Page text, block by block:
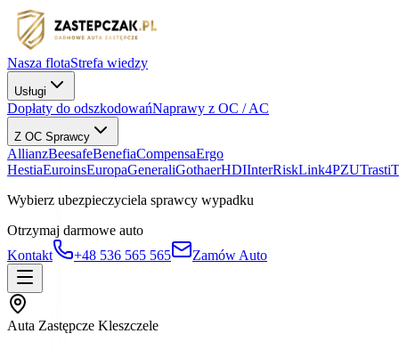
Nasza flotaStrefa wiedzy
Usługi
Dopłaty do odszkodowańNaprawy z OC / AC
Z OC Sprawcy
AllianzBeesafeBenefiaCompensaErgo
HestiaEuroinsEuropaGeneraliGothaerHDIInterRiskLink4PZUTrasti
Wybierz ubezpieczyciela sprawcy wypadku
Otrzymaj darmowe auto
Kontakt
+48 536 565 565 Zamów Auto
Auta Zastępcze Kleszczele